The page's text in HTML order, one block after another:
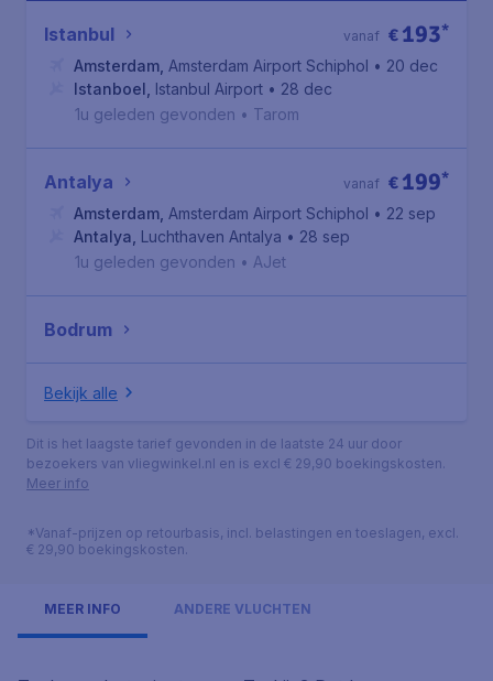
Istanbul € 193*
vanaf
Amsterdam Amsterdam Airport Schiphol • 20 dec
Istanboel Istanbul Airport • 28 dec
1u geleden gevonden • Tarom
Antalya € 199*
vanaf
Amsterdam Amsterdam Airport Schiphol • 22 sep
Antalya Luchthaven Antalya • 28 sep
1u geleden gevonden • AJet
Bodrum
Bekijk alle
Dit is het laagste tarief gevonden in de laatste 24 uur door
bezoekers van vliegwinkel.nl en is excl € 29,90 boekingskosten.
Meer info
*Vanaf-prijzen op retourbasis, incl. belastingen en toeslagen, excl.
€ 29,90 boekingskosten.
MEER INFO ANDERE VLUCHTEN